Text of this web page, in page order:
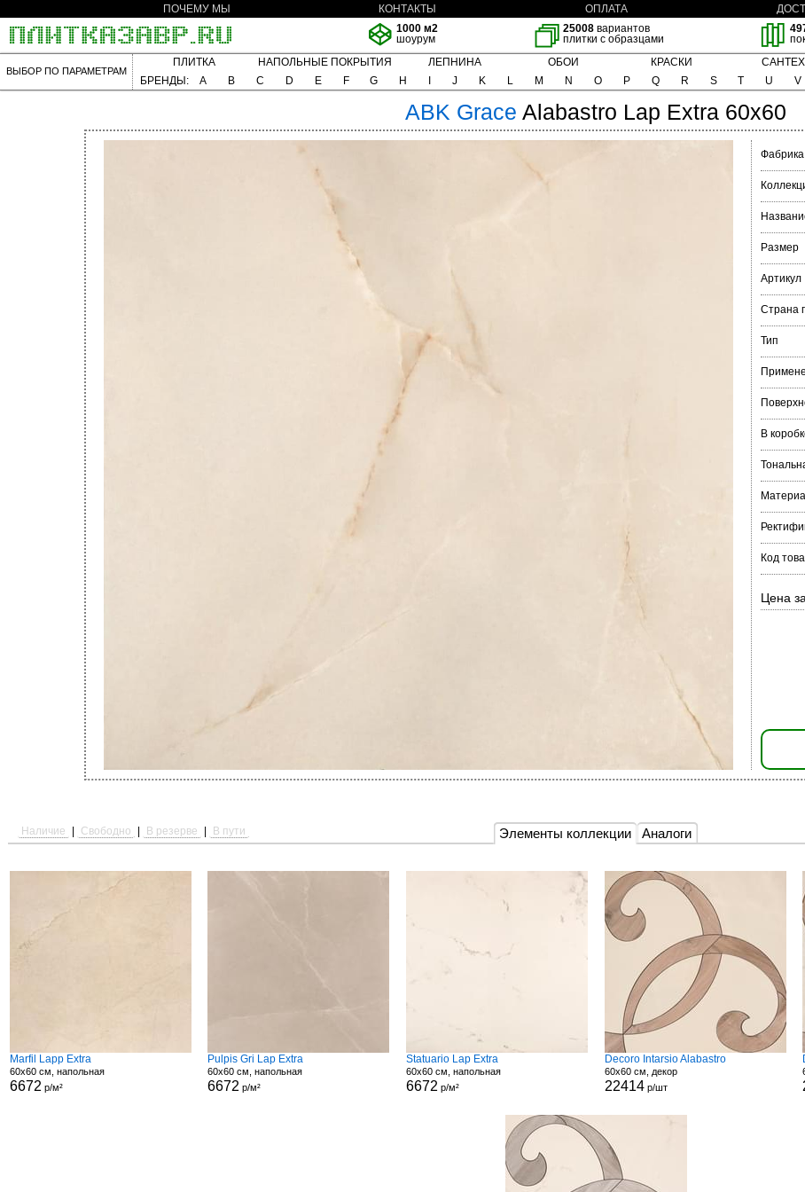
ПОЧЕМУ МЫ КОНТАКТЫ ОПЛАТА
1000 м2
шоурум
25008 вариантов
плитки с образцами
ВЫБОР ПО ПАРАМЕТРАМ
ПЛИТКА НАПОЛЬНЫЕ ПОКРЫТИЯ ЛЕПНИНА ОБОИ КРАСКИ
БРЕНДЫ:
A B C D E F G H J K L M N O P Q R S T U V
ABK Grace Alabastro Lap Extra 60x60
Фабрика
Размер
Артикул
Страна
Тип
В
Код
Цена
Элементы коллекции Аналоги
Наличие Свободно В резерве В пути
Marfil Lapp Extra
60x60 см, напольная
6672 р/м²
Pulpis Gri Lap Extra
60x60 см, напольная
6672 р/м²
Statuario Lap Extra
60x60 см, напольная
6672 р/м²
Decoro Intarsio Alabastro
60x60 см, декор
22414р/шт